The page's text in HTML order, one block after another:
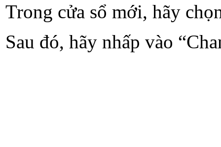
Trong cửa sổ mới, hãy
Sau đó, hãy nhấp vào